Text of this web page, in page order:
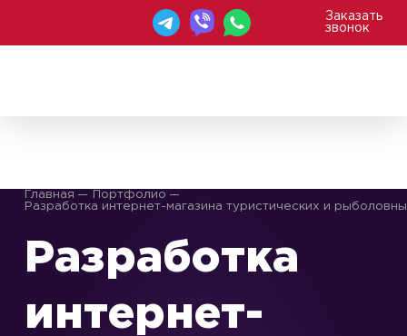
Заказать
звонок
Главная
Портфолио
Разработка интернет-магазина туристических и
Разработка
интернет-